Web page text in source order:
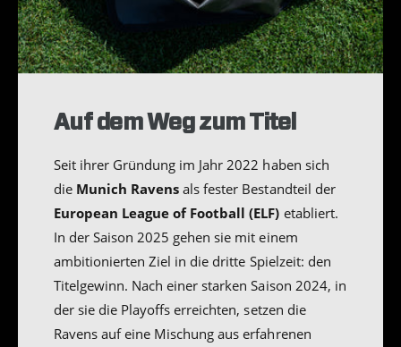
Saison 2025
Seit ihrer Gründung im Jahr 2022 haben sich
die Munich Ravens als fester Bestandteil der
European League of Football (ELF) etabliert.
In der Saison 2025 gehen sie mit einem
ambitionierten Ziel in die dritte Spielzeit: den
Titelgewinn. Nach einer starken Saison 2024, in
der sie die Playoffs erreichten, setzen die
Ravens auf eine Mischung aus erfahrenen